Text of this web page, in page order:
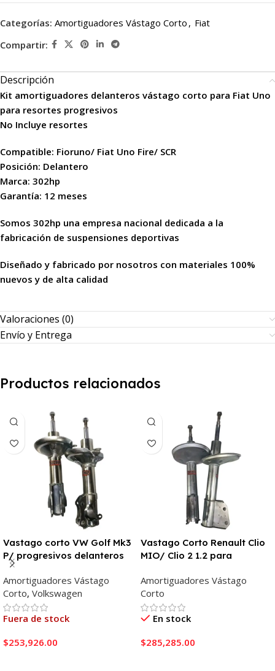
Categorías: Amortiguadores Vástago Corto , Fiat
Compartir:
Descripción
Kit amortiguadores delanteros vástago corto para Fiat Uno
para resortes progresivos
No Incluye resortes
Compatible: Fioruno/ Fiat Uno Fire/ SCR
Posición: Delantero
Marca: 302hp
Garantía: 12 meses
Somos 302hp una empresa nacional dedicada a la
fabricación de suspensiones deportivas
Diseñado y fabricado por nosotros con materiales 100%
nuevos y de alta calidad
Valoraciones (0)
Envío y Entrega
Productos relacionados
Vastago corto VW Golf Mk3
P/ progresivos delanteros
Amortiguadores Vástago
Corto, Volkswagen
Fuera de stock
$253,926.00
Vastago Corto Renault Clio
MIO/ Clio 2 1.2 para
Amortiguadores Vástago
Corto
En stock
$285,285.00